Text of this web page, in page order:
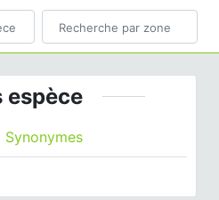
espèce
Synonymes